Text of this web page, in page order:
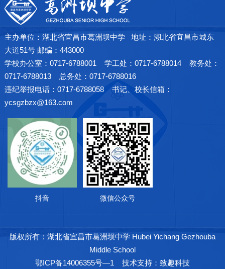
主办单位：湖北省宜昌市葛洲坝中学 地址：湖北省宜昌市城东
大道51号 邮编：443000
学校办公室：0717-6788001 学工处：0717-6788014 教务处：
0717-6788013 总务处：0717-6788016
违纪举报电话：0717-6788058 书记、校长信箱：
ycsgzbzx@163.com
抖音 微信公众号
版权所有：湖北省宜昌市葛洲坝中学 Hubei Yichang Gezhouba
Middle School
鄂ICP备14006355号—1
技术支持：致趣科技